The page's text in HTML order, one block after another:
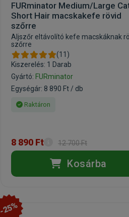
FURminator Medium/Large
Short Hair macskakefe rövid
szőrre
Aljszőr eltávolító kefe macskáknak
szőrre
(11)
Kiszerelés: 1 Darab
Gyártó: FURminator
Egységár: 8 890 Ft / db
Raktáron
8 890 Ft 12 700 Ft
Kosárba
-25%